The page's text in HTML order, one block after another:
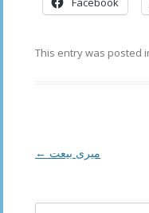
This entry was posted
Post
← میری بیعت